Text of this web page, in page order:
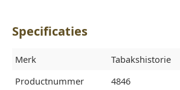
Specificaties
Merk
Tabakshistorie
Productnummer
4846